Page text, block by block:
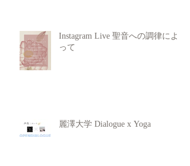
Instagram Live 聖音への調律によ
って
麗澤大学 Dialogue x Yoga